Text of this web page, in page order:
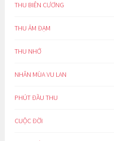
THU BIÊN CƯƠNG
THU ẢM ĐẠM
THU NHỚ
NHÂN MÙA VU LAN
PHÚT ĐẦU THU
CUỘC ĐỜI